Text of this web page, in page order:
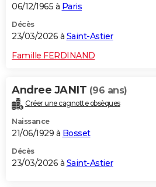
06/12/1965 à Paris
Décès
23/03/2026 à Saint-Astier
Famille FERDINAND
Andree JANIT (96 ans)
Créer une cagnotte obsèques
Naissance
21/06/1929 à Bosset
Décès
23/03/2026 à Saint-Astier